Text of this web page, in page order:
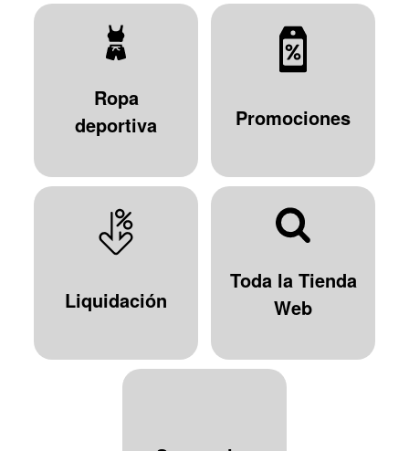
Ropa
deportiva
Promociones
Liquidación
Toda la Tienda
Web